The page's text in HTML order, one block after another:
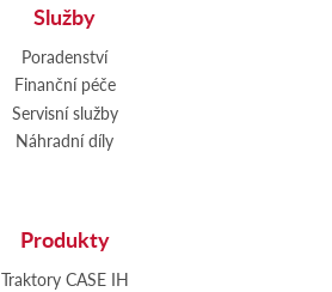
Služby
Poradenství
Finanční péče
Servisní služby
Náhradní díly
Produkty
Traktory CASE IH